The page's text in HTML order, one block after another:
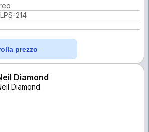
214
prezzo
Diamond
Diamond